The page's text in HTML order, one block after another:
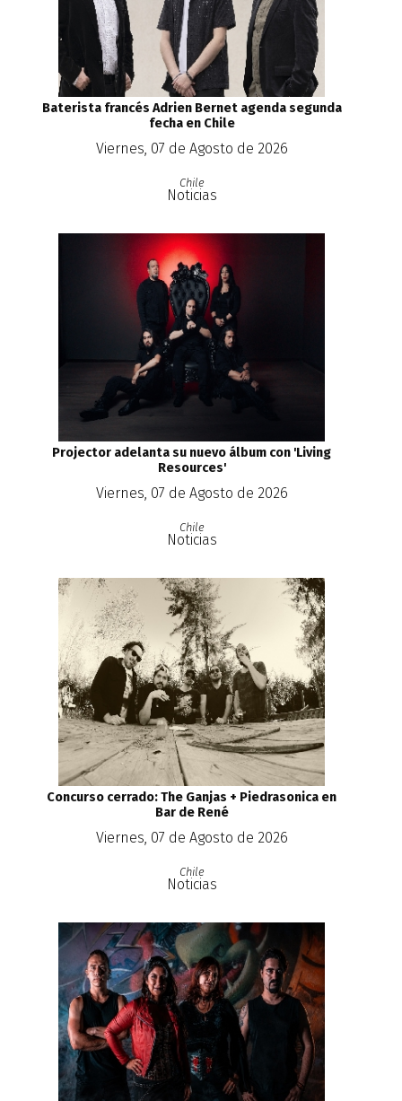
Baterista francés Adrien Bernet agenda segunda
fecha en Chile
Viernes, 07 de Agosto de 2026
Chile
Noticias
Projector adelanta su nuevo álbum con 'Living
Resources'
Viernes, 07 de Agosto de 2026
Chile
Noticias
Concurso cerrado: The Ganjas + Piedrasonica en
Bar de René
Viernes, 07 de Agosto de 2026
Chile
Noticias